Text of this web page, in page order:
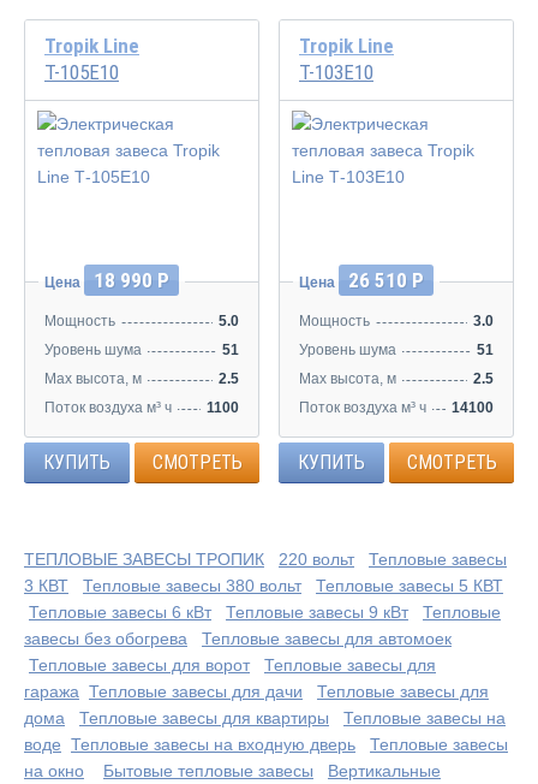
Tropik Line
Т-105Е10
Цена 18 990 Р
Мощность
5.0
Уровень шума
51
Max высота, м
2.5
Поток воздуха м³ ч
1100
КУПИТЬ СМОТРЕТЬ
Tropik Line
Т-103Е10
Цена 26 510 Р
Мощность
3.0
Уровень шума
51
Max высота, м
2.5
Поток воздуха м³ ч
14100
КУПИТЬ СМОТРЕТЬ
ТЕПЛОВЫЕ ЗАВЕСЫ ТРОПИК 220 вольт
Тепловые завесы
3 КВТ
Тепловые завесы 380 вольт
Тепловые завесы 5 КВТ
Тепловые завесы 6 кВт
Тепловые завесы 9 кВт
Тепловые
завесы без обогрева
Тепловые завесы для автомоек
Тепловые завесы для ворот
Тепловые завесы для
гаража Тепловые завесы для дачи
Тепловые завесы для
дома
Тепловые завесы для квартиры
Тепловые завесы на
воде Тепловые завесы на входную дверь
Тепловые завесы
на окно
Бытовые тепловые завесы
Вертикальные